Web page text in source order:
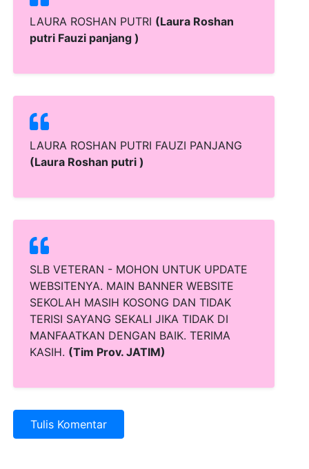
LAURA ROSHAN PUTRI (Laura Roshan
putri Fauzi panjang )
LAURA ROSHAN PUTRI FAUZI PANJANG
(Laura Roshan putri )
SLB VETERAN - MOHON UNTUK UPDATE
WEBSITENYA. MAIN BANNER WEBSITE
SEKOLAH MASIH KOSONG DAN TIDAK
TERISI SAYANG SEKALI JIKA TIDAK DI
MANFAATKAN DENGAN BAIK. TERIMA
KASIH. (Tim Prov. JATIM)
Tulis Komentar